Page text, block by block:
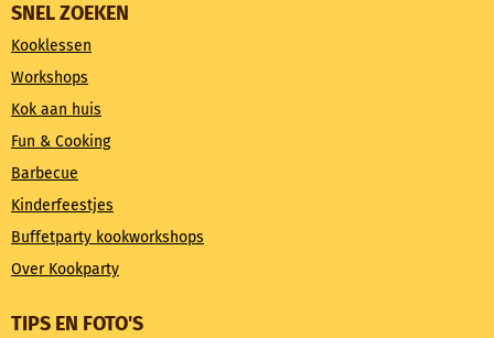
SNEL ZOEKEN
Kooklessen
Workshops
Kok aan huis
Fun & Cooking
Barbecue
Kinderfeestjes
Buffetparty kookworkshops
Over Kookparty
TIPS EN FOTO'S